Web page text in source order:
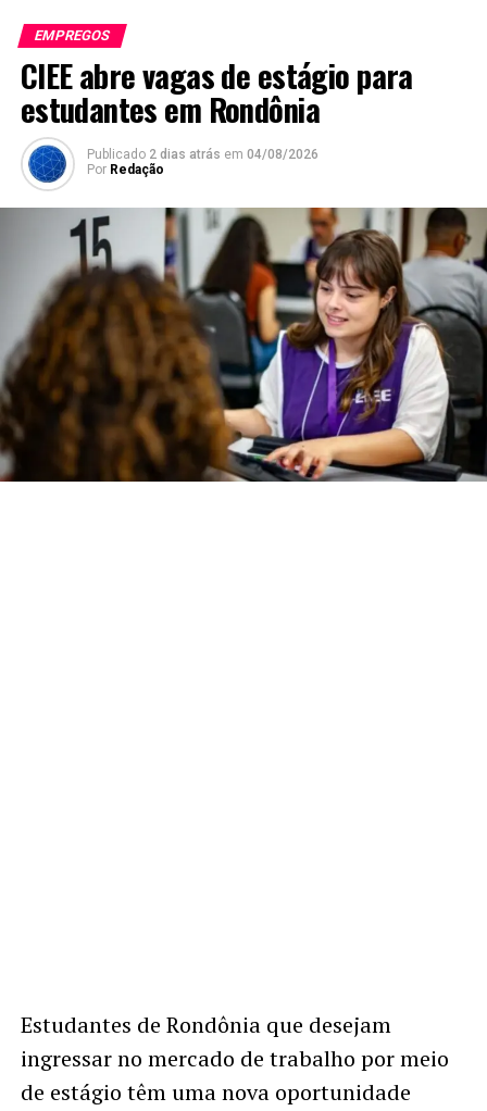
EMPREGOS
CIEE abre vagas de estágio para
estudantes em Rondônia
Publicado 2 dias atrás em 04/08/2026
Por Redação
Estudantes de Rondônia que desejam
ingressar no mercado de trabalho por meio
de estágio têm uma nova oportunidade